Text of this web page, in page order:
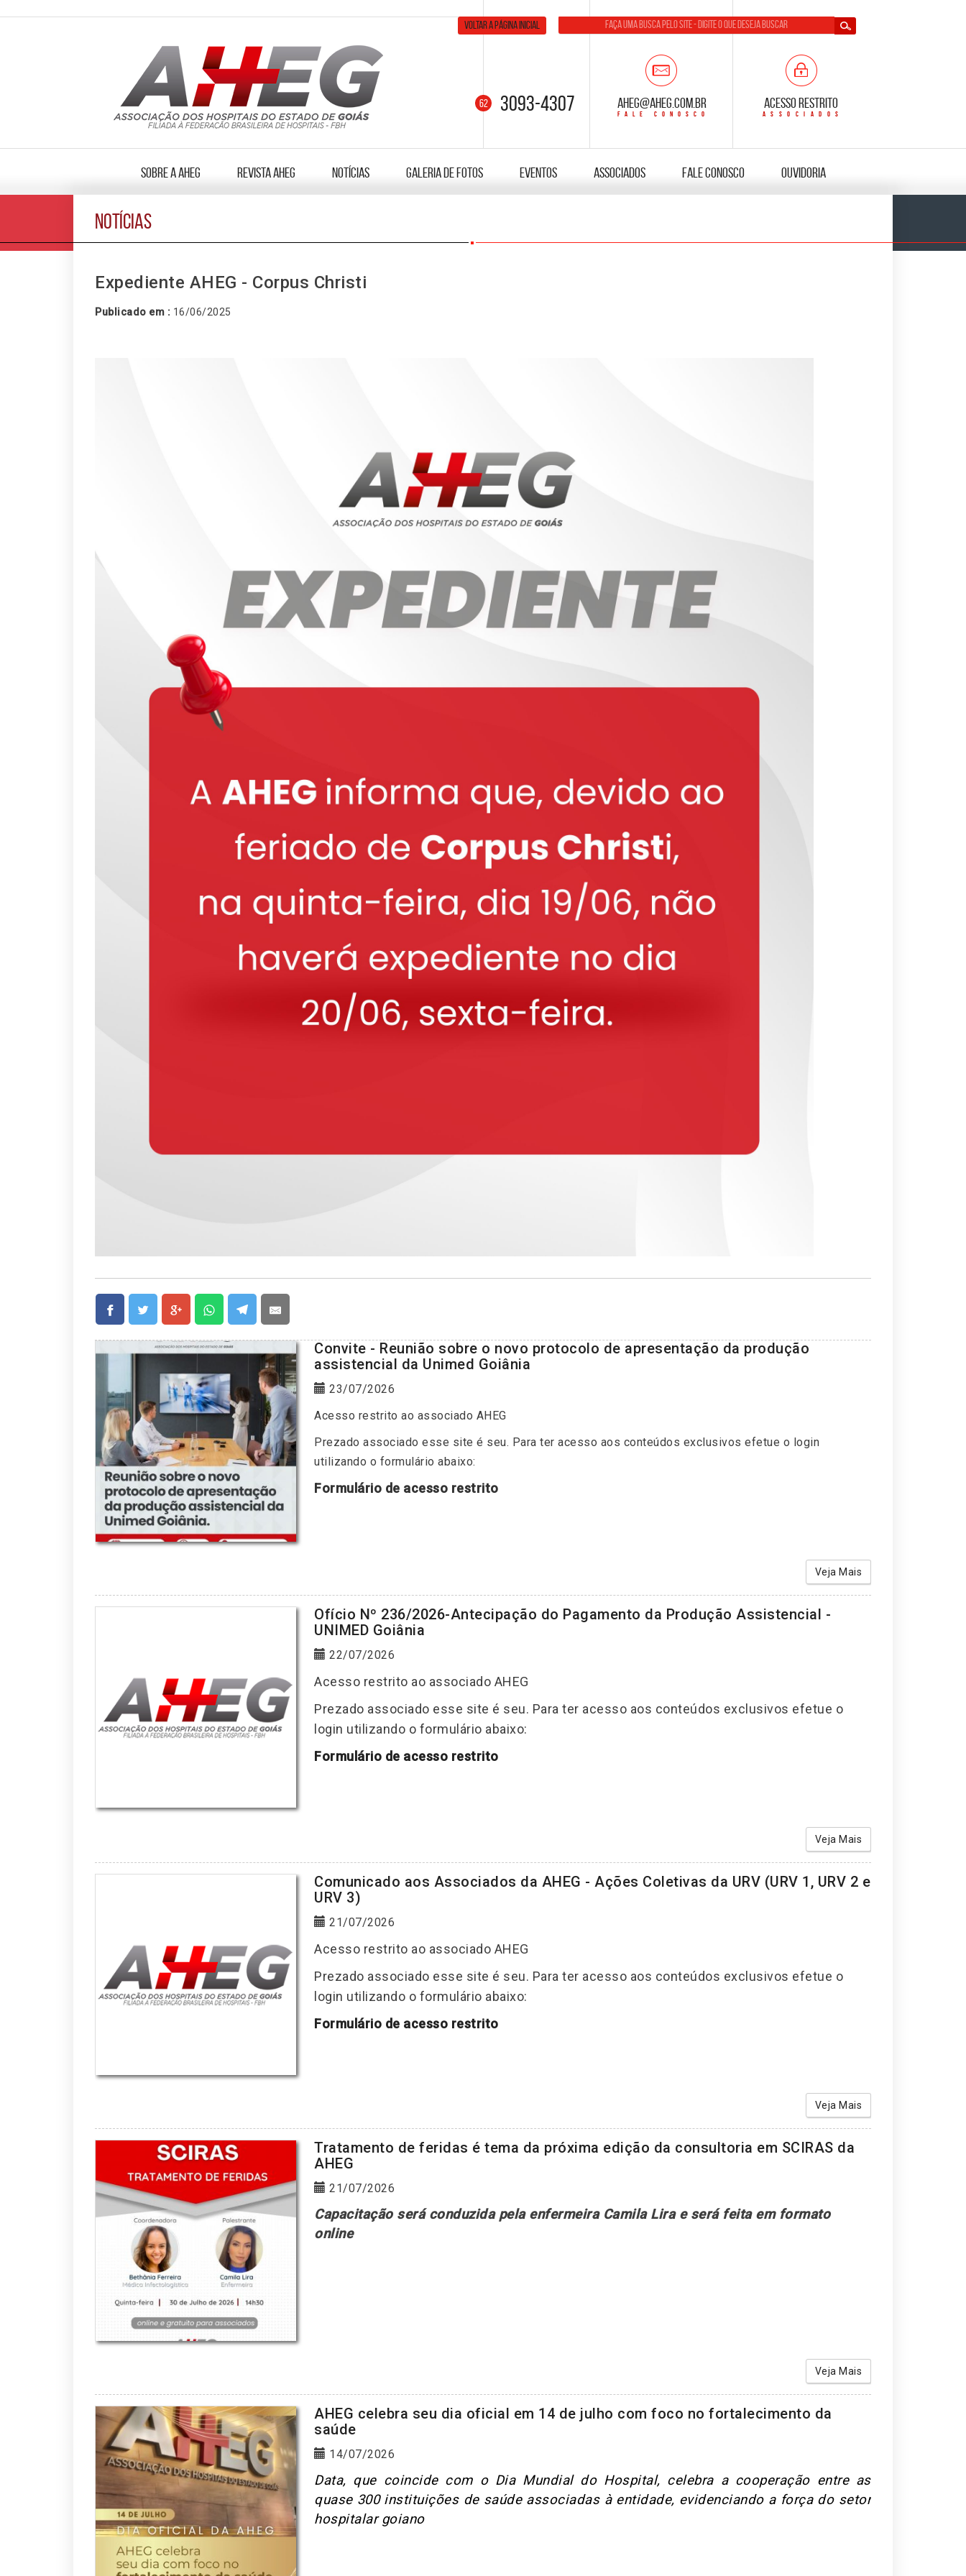
Voltar a página inicial
3093-4307 aheg@aheg.com.br Acesso Restrito
Sobre a AHEG Revista AHEG Notícias Galeria de fotos Eventos Associados Fale Conosco Ouvidoria
NOTÍCIAS
Expediente AHEG - Corpus Christi
Publicado em : 16/06/2025
Convite - Reunião sobre o novo protocolo de apresentação da produção
assistencial da Unimed Goiânia
23/07/2026
Acesso restrito ao associado AHEG
Prezado associado esse site é seu. Para ter acesso aos conteúdos exclusivos efetue o login
utilizando o formulário abaixo:
Formulário de acesso restrito
Veja Mais
Ofício Nº 236/2026-Antecipação do Pagamento da Produção Assistencial -
UNIMED Goiânia
22/07/2026
Acesso restrito ao associado AHEG
Prezado associado esse site é seu. Para ter acesso aos conteúdos exclusivos efetue o
login utilizando o formulário abaixo:
Formulário de acesso restrito
Veja Mais
Comunicado aos Associados da AHEG - Ações Coletivas da URV (URV 1, URV 2 e
URV 3)
21/07/2026
Acesso restrito ao associado AHEG
Prezado associado esse site é seu. Para ter acesso aos conteúdos exclusivos efetue o
login utilizando o formulário abaixo:
Formulário de acesso restrito
Veja Mais
Tratamento de feridas é tema da próxima edição da consultoria em SCIRAS da
AHEG
21/07/2026
Capacitação será conduzida pela enfermeira Camila Lira e será feita em formato
online
Veja Mais
AHEG celebra seu dia oficial em 14 de julho com foco no fortalecimento da
saúde
14/07/2026
Data, que coincide com o Dia Mundial do Hospital, celebra a cooperação entre as
quase 300 instituições de saúde associadas à entidade, evidenciando a força do setor
hospitalar goiano